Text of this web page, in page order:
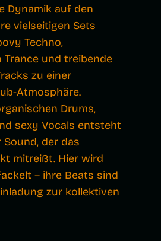
Dynamik auf den
vielseitigen Sets
Techno,
und treibende
zu einer
Atmosphäre.
Drums,
sexy Vocals entsteht
der das
mitreißt. Hier wird
– ihre Beats sind
zur kollektiven